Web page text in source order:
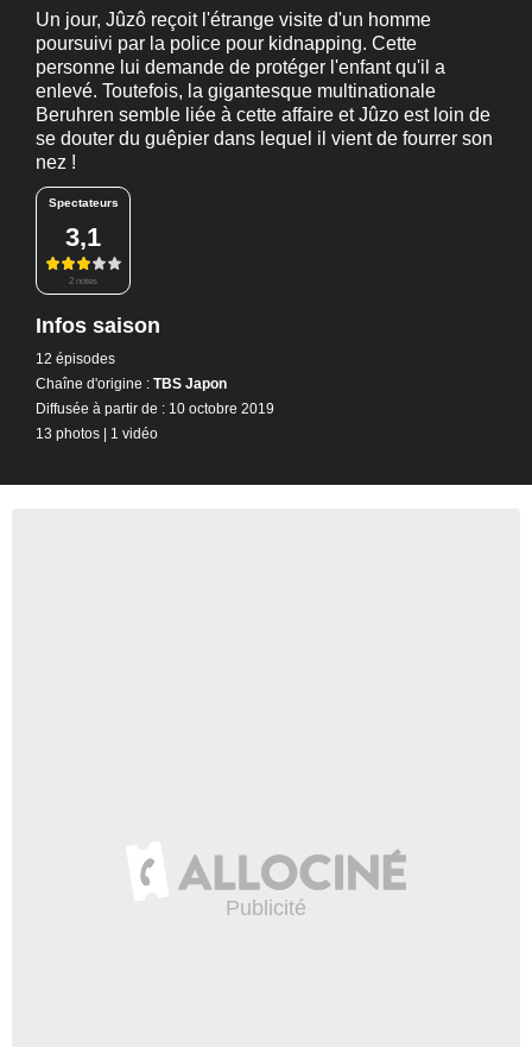
Un jour, Jûzô reçoit l'étrange visite d'un homme
poursuivi par la police pour kidnapping. Cette
personne lui demande de protéger l'enfant qu'il a
enlevé. Toutefois, la gigantesque multinationale
Beruhren semble liée à cette affaire et Jûzo est loin de
se douter du guêpier dans lequel il vient de fourrer son
nez !
Spectateurs
3,1
2 notes
Infos saison
12 épisodes
Chaîne d'origine : TBS Japon
Diffusée à partir de : 10 octobre 2019
13 photos | 1 vidéo